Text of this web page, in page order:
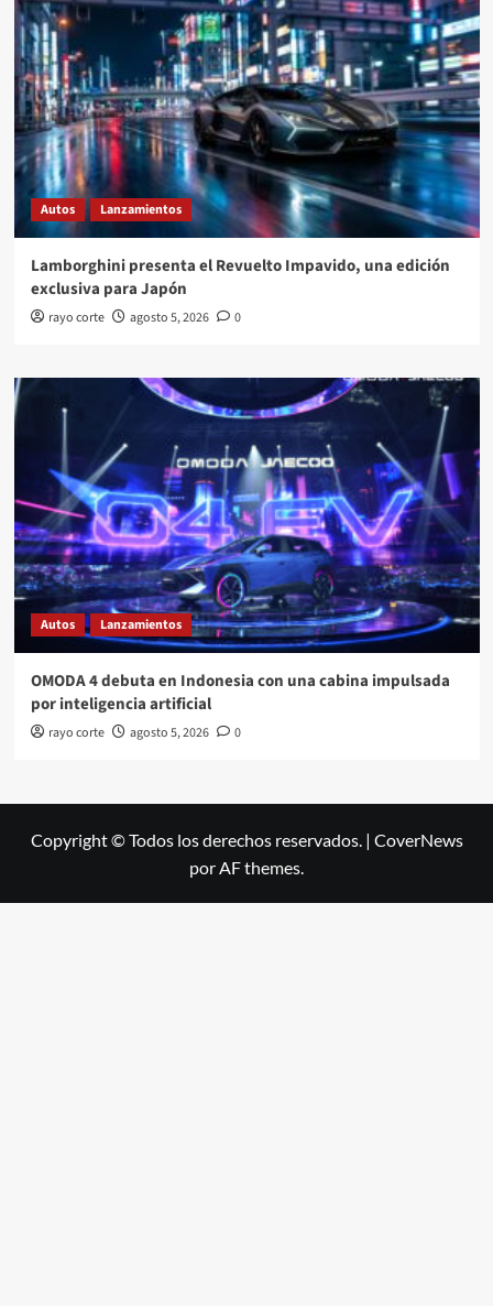
Autos Lanzamientos
Lamborghini presenta el Revuelto Impavido, una edición
exclusiva para Japón
rayo corte agosto 5, 2026 0
Autos Lanzamientos
OMODA 4 debuta en Indonesia con una cabina impulsada
por inteligencia artificial
rayo corte agosto 5, 2026 0
Copyright © Todos los derechos reservados. | CoverNews
por AF themes.